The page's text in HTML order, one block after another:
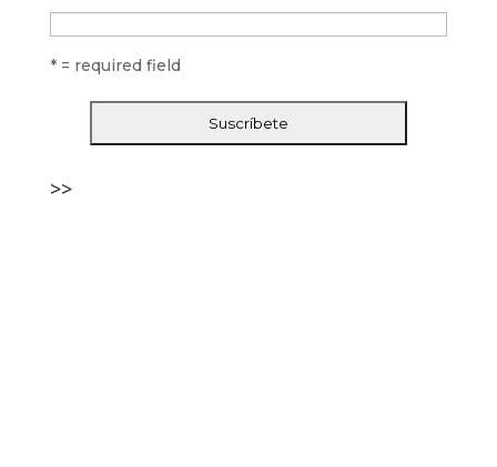
* = required field
>>